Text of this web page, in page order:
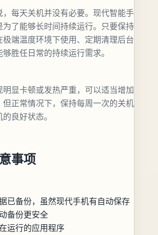
，每天关机并没有必要。现代智能手
了能够长时间持续运行。只要保持
端温度环境下使用、定期清理后台
胜任日常的持续运行需求。
显卡顿或发热严重，可以适当增加
但正常情况下，保持每周一次的关机
良好状态。
事项
已备份，虽然现代手机有自动保存
备份更安全
运行的应用程序